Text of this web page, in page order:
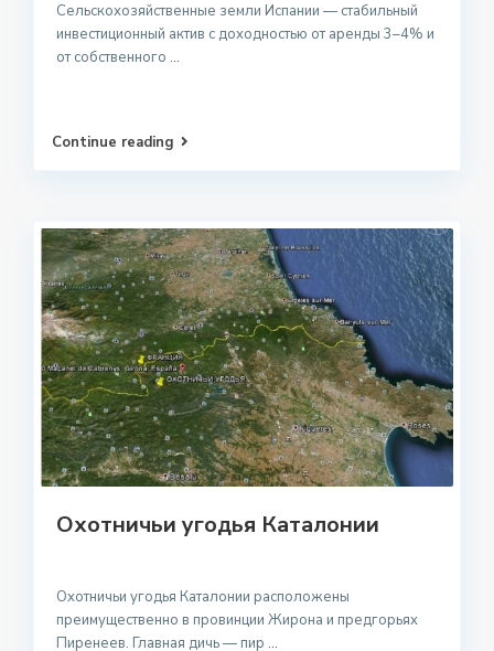
Сельскохозяйственные земли Испании — стабильный
инвестиционный актив с доходностью от аренды 3–4% и
от собственного ...
Continue reading
Охотничьи угодья Каталонии
Охотничьи угодья Каталонии расположены
преимущественно в провинции Жирона и предгорьях
Пиренеев. Главная дичь — пир ...